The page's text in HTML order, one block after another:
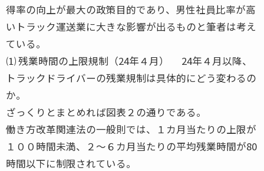
得率の向上が最大の政策目的であり、男性社員比率が高
いトラック運送業に大きな影響が出るものと筆者は考え
ている。
⑴ 残業時間の上限規制（24年４月） 24年４月以降、
トラックドライバーの残業規制は具体的にどう変わるの
か。
ざっくりとまとめれば図表２の通りである。
働き方改革関連法の一般則では、１カ月当たりの上限が
１００時間未満、２〜６カ月当たりの平均残業時間が80
時間以下に制限されている。